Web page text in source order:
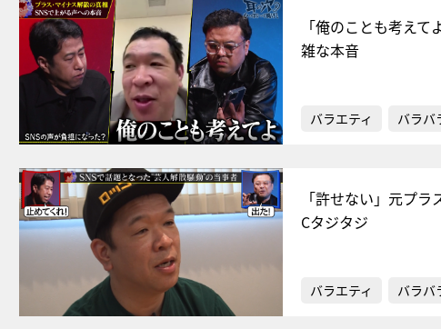
「俺のことも考え
雑な本音
バラエティ バラバ
「許せない」元プ
Cタジタジ
バラエティ バラバ